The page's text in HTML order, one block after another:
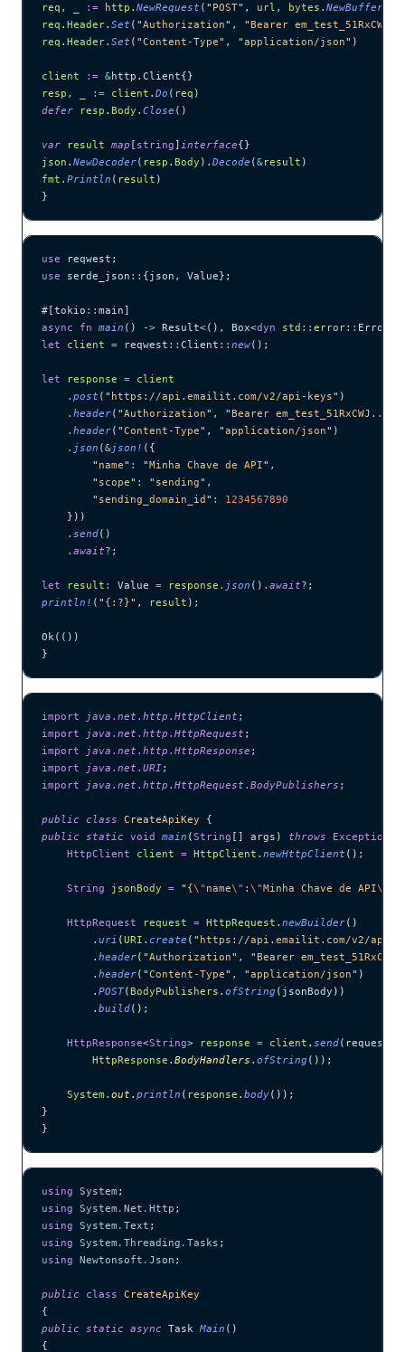
req , := http . NewRequest ( " POST" , url , bytes . NewBuffer
req . Header. Set ( "Authorization" , "Bearer
req . Header. Set ( "Content-Type" , "application/json" )
client := &http.Client{}
resp , := client . Do ( req )
defer resp . Body . Close ()
var result map [ string] interface{}
json . NewDecoder( resp . Body ). Decode (&result )
fmt . Println ( result )
}
use reqwest;
use serde_json :: {json, Value};
#[tokio :: main]
async fn main () -> Result<(), Box<dyn std :: error::
let client = reqwest :: Client :: new();
let response = client
    .
post ( " https://api.emailit.com/v2/api-keys" )
    .
header( "Authorization" , "Bearer
    .
header( "Content-Type" , "application/json" )
    .
json (&json! ({
        "
name" : "Minha Chave de API" ,
        "
scope" : " sending" ,
        "
sending_domain_id " :
1234567890
    }))
    .
send()
    .
await? ;
let result : Value = response . json () . await? ;
println! ( " {:?}" , result );
Ok(())
}
import java . net . http . HttpClient ;
import java . net . http . HttpRequest ;
import java . net . http . HttpResponse ;
import java . net . URI;
import java . net . http . HttpRequest . BodyPublishers ;
public class CreateApiKey {
public static void main (String [] args ) throws Exception
    HttpClient
client = HttpClient . newHttpClient () ;
    String
jsonBody = " {\" name\" : \"Minha Chave de API\"
    HttpRequest
request = HttpRequest . newBuilder()
        .
uri (URI . create ( " https://api.emailit.com/v2/api-
        .
header( "Authorization" , "Bearer
        .
header( "Content-Type" , "application/json" )
        .
POST( BodyPublishers . ofString ( jsonBody ))
        .
build() ;
    HttpResponse
<String> response = client . send( request,
        HttpResponse
. BodyHandlers . ofString ()) ;
    System
. out . println ( response . body()) ;
}
}
using System ;
using System . Net . Http ;
using System . Text ;
using System . Threading . Tasks ;
using Newtonsoft . Json ;
public class CreateApiKey
{
public static async Task Main ()
{